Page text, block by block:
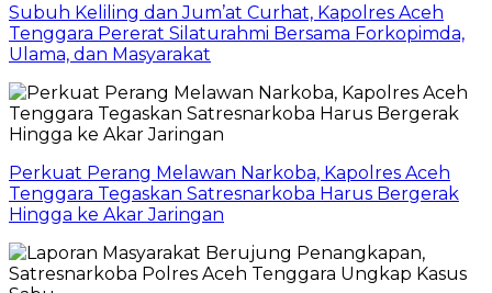
Subuh Keliling dan Jum’at Curhat, Kapolres Aceh
Tenggara Pererat Silaturahmi Bersama Forkopimda,
Ulama, dan Masyarakat
Perkuat Perang Melawan Narkoba, Kapolres Aceh
Tenggara Tegaskan Satresnarkoba Harus Bergerak
Hingga ke Akar Jaringan